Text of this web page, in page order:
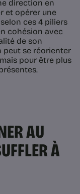
direction en
et opérer une
ces 4 piliers
cohésion avec
de son
peut se réorienter
pour être plus
AU
À